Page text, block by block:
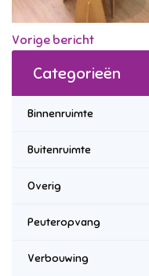
Vorige bericht
Categorieën
Binnenruimte
Buitenruimte
Overig
Peuteropvang
Verbouwing